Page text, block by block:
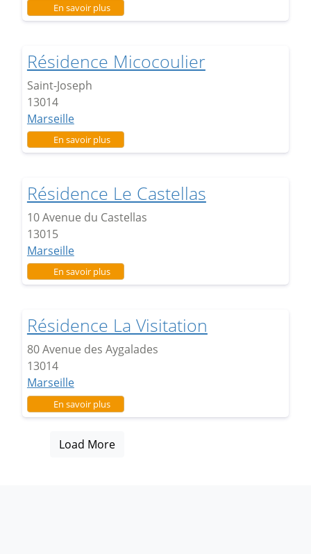
En savoir plussur Résidence Saint Thys
Résidence Micocoulier
Saint-Joseph
13014
Marseille
En savoir plussur Résidence Micocoulier
Résidence Le Castellas
10 Avenue du Castellas
13015
Marseille
En savoir plussur Résidence Le Castellas
Résidence La Visitation
80 Avenue des Aygalades
13014
Marseille
En savoir plussur Résidence La Visitation
Load More